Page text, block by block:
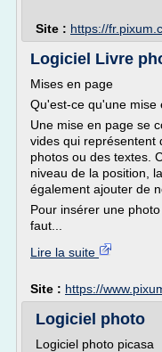
Site : https://
Logiciel Livre
Mises en page
Qu'est-ce qu'une mise
Une mise en page se
vides qui représentent
photos ou des textes.
niveau de la position,
également ajouter de
Pour insérer une
faut...
Lire la suite
Site : https://
Logiciel photo
Logiciel photo picasa